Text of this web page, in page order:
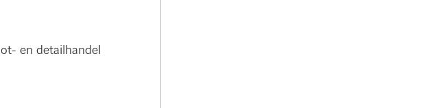
en detailhandel